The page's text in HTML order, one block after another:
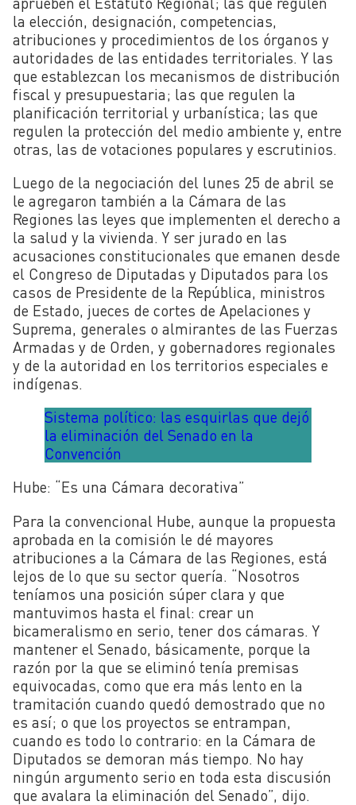
la elección, designación, competencias,
atribuciones y procedimientos de los órganos y
autoridades de las entidades territoriales. Y las
que establezcan los mecanismos de distribución
fiscal y presupuestaria; las que regulen la
planificación territorial y urbanística; las que
regulen la protección del medio ambiente y, entre
otras, las de votaciones populares y escrutinios.
Luego de la negociación del lunes 25 de abril se
le agregaron también a la Cámara de las
Regiones las leyes que implementen el derecho a
la salud y la vivienda. Y ser jurado en las
acusaciones constitucionales que emanen desde
el Congreso de Diputadas y Diputados para los
casos de Presidente de la República, ministros
de Estado, jueces de cortes de Apelaciones y
Suprema, generales o almirantes de las Fuerzas
Armadas y de Orden, y gobernadores regionales
y de la autoridad en los territorios especiales e
indígenas.
Sistema político: las esquirlas que dejó
la eliminación del Senado en la
Convención
Hube: “Es una Cámara decorativa”
Para la convencional Hube, aunque la propuesta
aprobada en la comisión le dé mayores
atribuciones a la Cámara de las Regiones, está
lejos de lo que su sector quería. “Nosotros
teníamos una posición súper clara y que
mantuvimos hasta el final: crear un
bicameralismo en serio, tener dos cámaras. Y
mantener el Senado, básicamente, porque la
razón por la que se eliminó tenía premisas
equivocadas, como que era más lento en la
tramitación cuando quedó demostrado que no
es así; o que los proyectos se entrampan,
cuando es todo lo contrario: en la Cámara de
Diputados se demoran más tiempo. No hay
ningún argumento serio en toda esta discusión
que avalara la eliminación del Senado”, dijo.